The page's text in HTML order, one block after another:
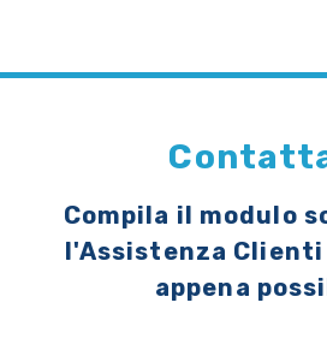
Compila il modulo
l'Assistenza
appena